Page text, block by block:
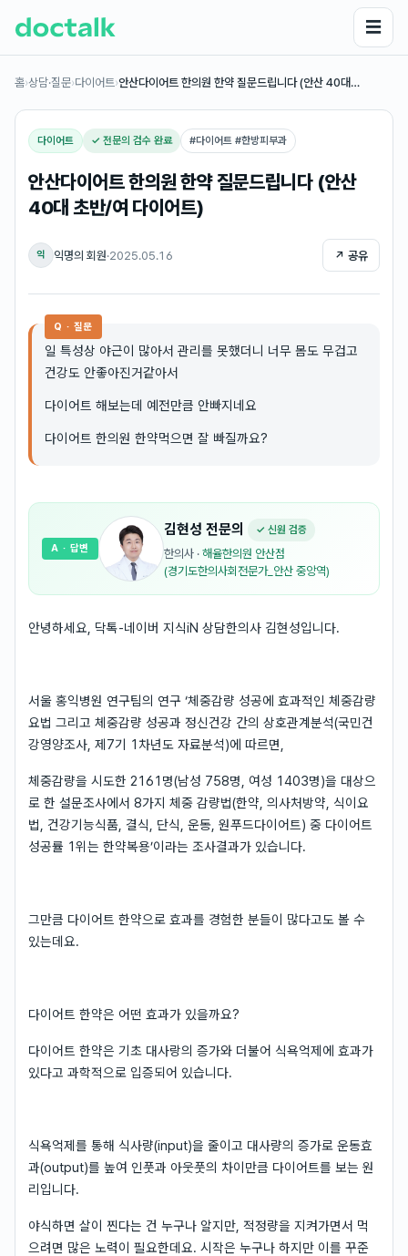
☰
홈›상담·질문›다이어트›안산다이어트 한의원 한약 질문드립니다 (안산 40대…
다이어트 ✓ 전문의 검수 완료 #다이어트 #한방피부과
안산다이어트 한의원 한약 질문드립니다 (안산
40대 초반/여 다이어트)
익 익명의 회원·2025.05.16 ↗ 공유
Q · 질문
일 특성상 야근이 많아서 관리를 못했더니 너무 몸도 무겁고
건강도 안좋아진거같아서
다이어트 해보는데 예전만큼 안빠지네요
다이어트 한의원 한약먹으면 잘 빠질까요?
김현성 전문의 ✓ 신원 검증
한의사 · 해율한의원 안산점
(경기도한의사회전문가_안산 중앙역)
A · 답변
안녕하세요, 닥톡-네이버 지식iN 상담한의사 김현성입니다.
서울 홍익병원 연구팀의 연구 ‘체중감량 성공에 효과적인 체중감량
요법 그리고 체중감량 성공과 정신건강 간의 상호관계분석(국민건
강영양조사, 제7기 1차년도 자료분석)에 따르면,
체중감량을 시도한 2161명(남성 758명, 여성 1403명)을 대상으
로 한 설문조사에서 8가지 체중 감량법(한약, 의사처방약, 식이요
법, 건강기능식품, 결식, 단식, 운동, 원푸드다이어트) 중 다이어트
성공률 1위는 한약복용’이라는 조사결과가 있습니다.
그만큼 다이어트 한약으로 효과를 경험한 분들이 많다고도 볼 수
있는데요.
다이어트 한약은 어떤 효과가 있을까요?
다이어트 한약은 기초 대사랑의 증가와 더불어 식욕억제에 효과가
있다고 과학적으로 입증되어 있습니다.
식욕억제를 통해 식사량(input)을 줄이고 대사량의 증가로 운동효
과(output)를 높여 인풋과 아웃풋의 차이만큼 다이어트를 보는 원
리입니다.
야식하면 살이 찐다는 건 누구나 알지만, 적정량을 지켜가면서 먹
으려면 많은 노력이 필요한데요. 시작은 누구나 하지만 이를 꾸준